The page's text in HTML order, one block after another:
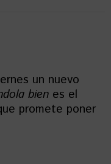
un nuevo
bien es el
promete poner